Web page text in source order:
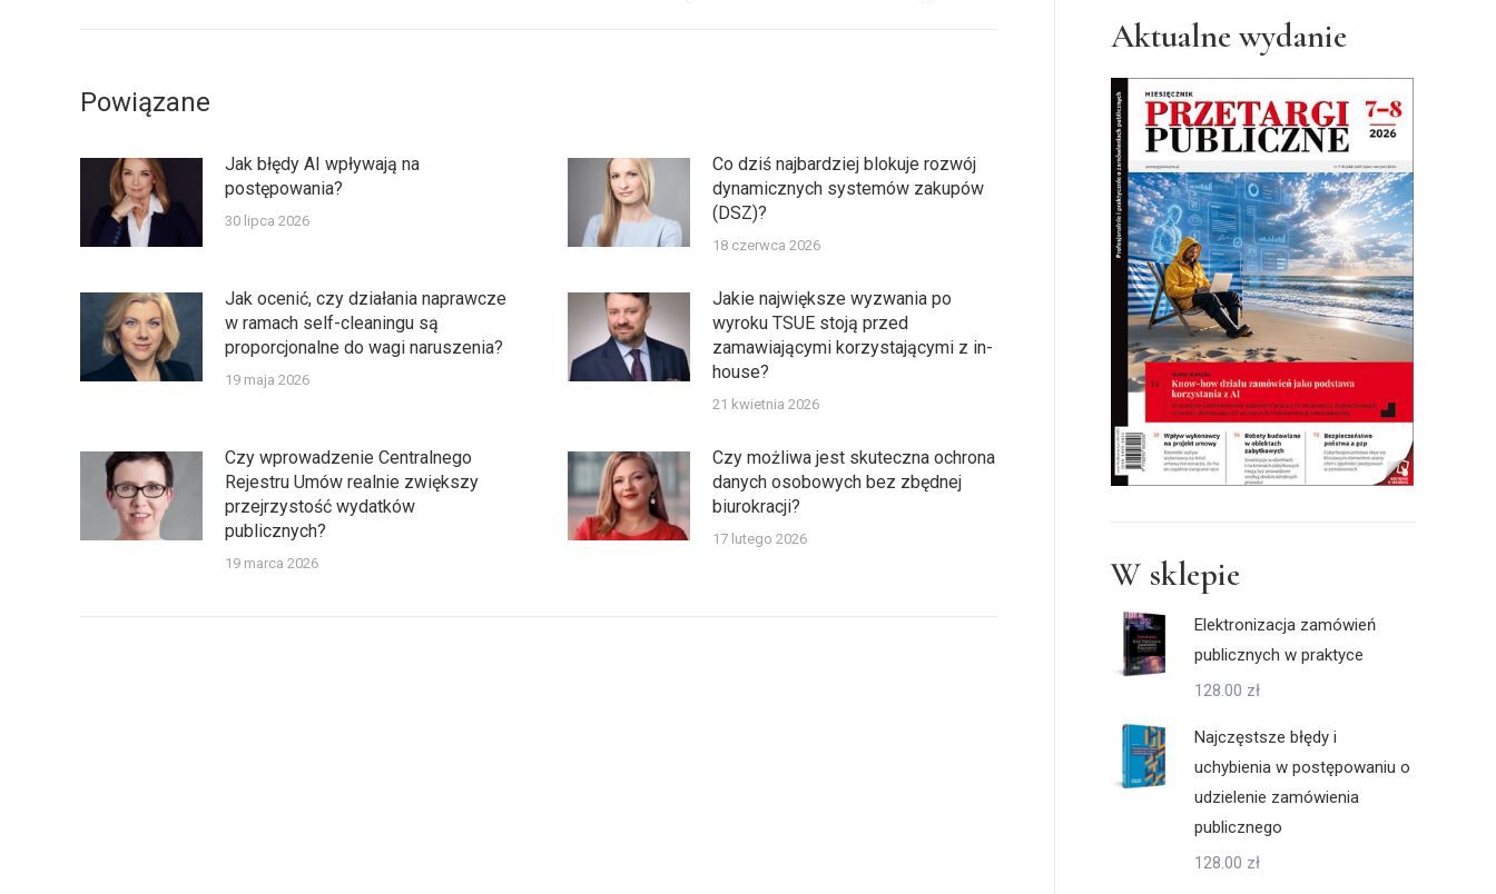
Powiązane
Jak błędy AI wpływają na
postępowania?
30 lipca 2026
Co dziś najbardziej blokuje rozwój
dynamicznych systemów zakupów
(DSZ)?
18 czerwca 2026
Jak ocenić, czy działania naprawcze
w ramach self-cleaningu są
proporcjonalne do wagi naruszenia?
19 maja 2026
Jakie największe wyzwania po
wyroku TSUE stoją przed
zamawiającymi korzystającymi z in-
house?
21 kwietnia 2026
Czy wprowadzenie Centralnego
Rejestru Umów realnie zwiększy
przejrzystość wydatków
publicznych?
19 marca 2026
Czy możliwa jest skuteczna ochrona
danych osobowych bez zbędnej
biurokracji?
17 lutego 2026
Aktualne wydanie
W sklepie
Elektronizacja zamówień
publicznych w praktyce
128.00 zł
Najczęstsze błędy i
uchybienia w postępowaniu o
udzielenie zamówienia
publicznego
128.00 zł